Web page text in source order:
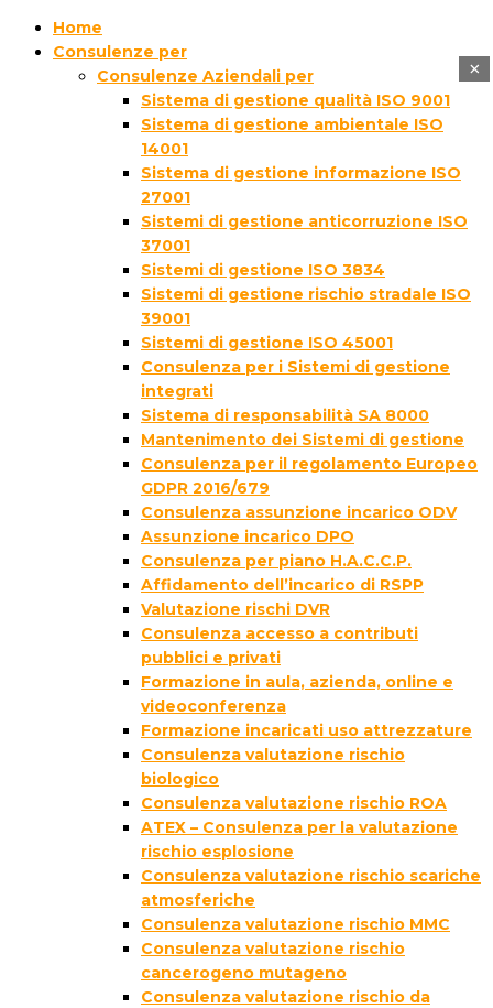
Home
Consulenze per
Consulenze Aziendali per
Sistema di gestione qualità ISO 9001
Sistema di gestione ambientale ISO
14001
Sistema di gestione informazione ISO
27001
Sistemi di gestione anticorruzione ISO
37001
Sistemi di gestione ISO 3834
Sistemi di gestione rischio stradale ISO
39001
Sistemi di gestione ISO 45001
Consulenza per i Sistemi di gestione
integrati
Sistema di responsabilità SA 8000
Mantenimento dei Sistemi di gestione
Consulenza per il regolamento Europeo
GDPR 2016/679
Consulenza assunzione incarico ODV
Assunzione incarico DPO
Consulenza per piano H.A.C.C.P.
Affidamento dell’incarico di RSPP
Valutazione rischi DVR
Consulenza accesso a contributi
pubblici e privati
Formazione in aula, azienda, online e
videoconferenza
Formazione incaricati uso attrezzature
Consulenza valutazione rischio
biologico
Consulenza valutazione rischio ROA
ATEX – Consulenza per la valutazione
rischio esplosione
Consulenza valutazione rischio scariche
atmosferiche
Consulenza valutazione rischio MMC
Consulenza valutazione rischio
cancerogeno mutageno
Consulenza valutazione rischio da
×